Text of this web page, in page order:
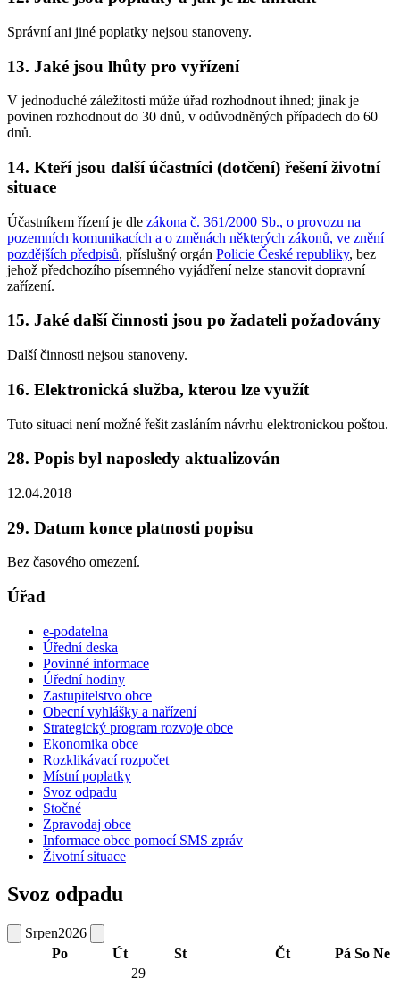
Správní ani jiné poplatky nejsou stanoveny.
13. Jaké jsou lhůty pro vyřízení
V jednoduché záležitosti může úřad rozhodnout ihned; jinak je
povinen rozhodnout do 30 dnů, v odůvodněných případech do 60
dnů.
14. Kteří jsou další účastníci (dotčení) řešení životní
situace
Účastníkem řízení je dle zákona č. 361/2000 Sb., o provozu na
pozemních komunikacích a o změnách některých zákonů, ve znění
pozdějších předpisů, příslušný orgán Policie České republiky, bez
jehož předchozího písemného vyjádření nelze stanovit dopravní
zařízení.
15. Jaké další činnosti jsou po žadateli požadovány
Další činnosti nejsou stanoveny.
16. Elektronická služba, kterou lze využít
Tuto situaci není možné řešit zasláním návrhu elektronickou poštou.
28. Popis byl naposledy aktualizován
12.04.2018
29. Datum konce platnosti popisu
Bez časového omezení.
Úřad
e-podatelna
Úřední deska
Povinné informace
Úřední hodiny
Zastupitelstvo obce
Obecní vyhlášky a nařízení
Strategický program rozvoje obce
Ekonomika obce
Rozklikávací rozpočet
Místní poplatky
Svoz odpadu
Stočné
Zpravodaj obce
Informace obce pomocí SMS zpráv
Životní situace
Svoz odpadu
Srpen2026
Po
Út St Čt Pá So Ne
29